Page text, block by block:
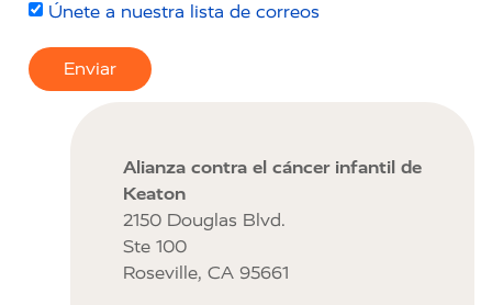
Únete a nuestra lista de correos
Enviar
Alianza contra el cáncer infantil de
Keaton
2150 Douglas Blvd.
Ste 100
Roseville, CA 95661